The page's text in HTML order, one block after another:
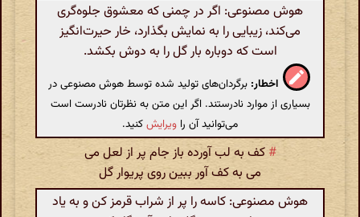
هوش مصنوعی: اگر در چمنی که معشوق جلوه‌گری
می‌کند، زیبایی را به نمایش بگذارد، خار حیرت‌انگیز
است که دوباره بار گل را به دوش بکشد.
اخطار: برگردان‌های تولید شده توسط هوش مصنوعی در
بسیاری از موارد نادرستند. اگر این متن به نظرتان نادرست است
می‌توانید آن را ویرایشکنید.
# کف به لب آورده باز جام پر از لعل می
می به کف آور ببین روی پریوار گل
هوش مصنوعی: کاسه را پر از شراب قرمز کن و به یاد